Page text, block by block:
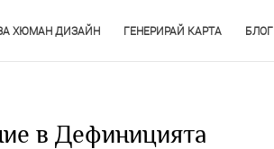
ХЮМАН ДИЗАЙН ГЕНЕРИРАЙ КАРТА БЛОГ
в Дефиницията